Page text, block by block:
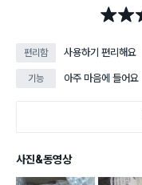
별점 4.7점
편리함 사용하기 편리해요
기능 아주 마음에 들어요
사진&동영상